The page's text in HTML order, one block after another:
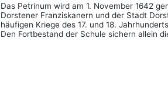
Das Petrinum wird am 1. November 1642
Dorstener Franziskanern und der Stadt
häufigen Kriege des 17. und 18.
Den Fortbestand der Schule sichern allein